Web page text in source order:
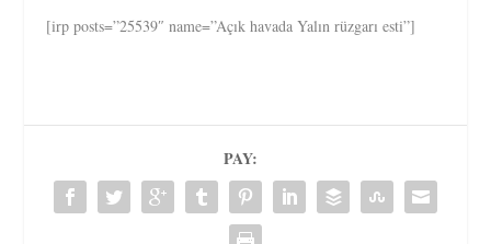
[irp posts=”25539″ name=”Açık havada Yalın rüzgarı esti”]
PAY: